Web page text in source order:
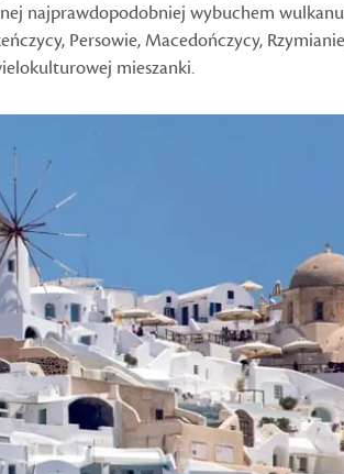
najprawdopodobniej wybuchem
Persowie, Macedończycy,
mieszanki.